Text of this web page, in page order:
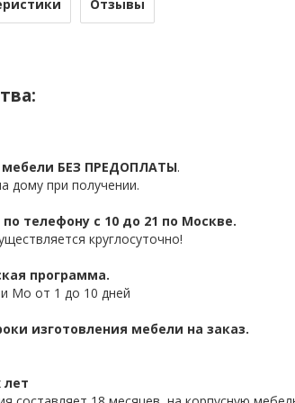
Отзывы
БЕЗ ПРЕДОПЛАТЫ.
дому при получении.
телефону с 10 до 21 по Москве.
круглосуточно!
программа.
Мо от 1 до 10 дней
изготовления мебели на заказ.
лет